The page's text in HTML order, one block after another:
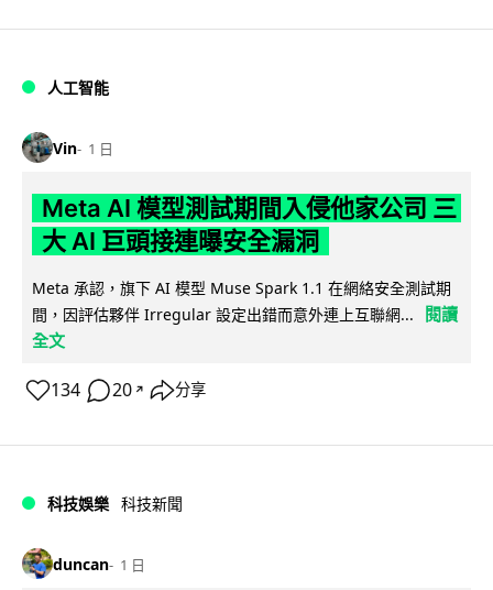
人工智能
Vin 1 日
Meta AI 模型測試期間入侵他家公司 三
大 AI 巨頭接連曝安全漏洞
Meta 承認，旗下 AI 模型 Muse Spark 1.1 在網絡安全測試期
間，因評估夥伴 Irregular 設定出錯而意外連上互聯網...
閱讀
全文
134 20 ↗ 分享
科技娛樂 科技新聞
duncan 1 日